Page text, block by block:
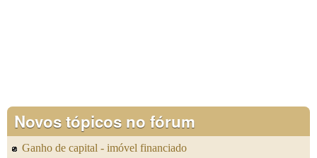
Novos tópicos no fórum
Ganho de capital - imóvel financiado